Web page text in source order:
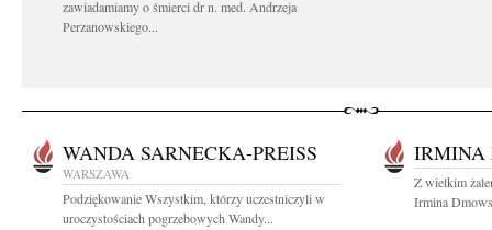
zawiadamiamy o śmierci dr n. med. Andrzeja
Perzanowskiego...
WANDA SARNECKA-PREISS
WARSZAWA
Podziękowanie Wszystkim, którzy uczestniczyli w
uroczystościach pogrzebowych Wandy...
IRMINA
Z wielkim
Irmina